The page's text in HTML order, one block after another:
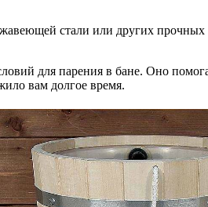
стали или других
для парения в бане. Оно
вам долгое время.